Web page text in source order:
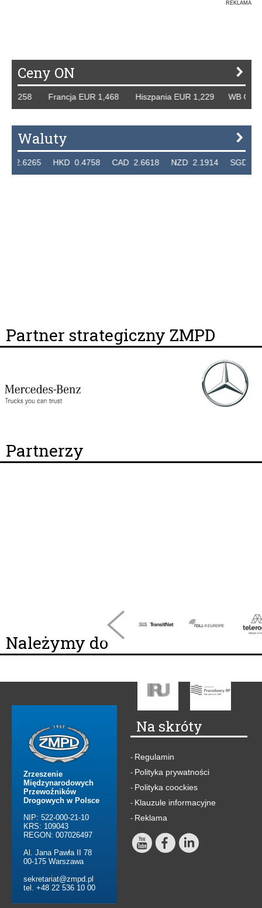
REKLAMA
Ceny ON
Francja EUR 1,468 Hiszpania EUR 1,229 WB GBP
Waluty
HKD 0.4758 CAD 2.6618 NZD 2.1914 SGD
Partner strategiczny ZMPD
Partnerzy
Należymy do
Zrzeszenie
Międzynarodowych
Przewoźników
Drogowych w Polsce
NIP: 522-000-21-10
KRS: 109043
REGON: 007026497
Al. Jana Pawła II 78
00-175 Warszawa
sekretariat@zmpd.pl
tel. +48 22 536 10 00
Na skróty
- Regulamin
- Polityka prywatności
- Polityka coockies
- Klauzule informacyjne
- Reklama